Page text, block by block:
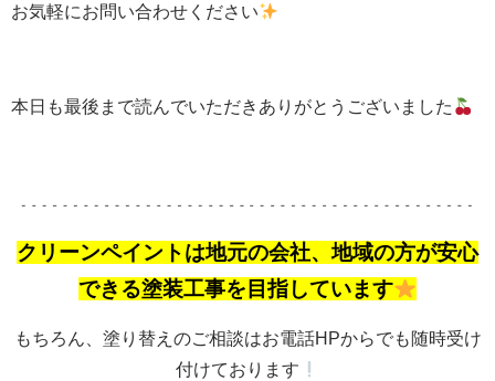
お気軽にお問い合わせください
本日も最後まで読んでいただきありがとうございました
クリーンペイントは地元の会社、地域の方が安心
できる塗装工事を目指しています
もちろん、塗り替えのご相談はお電話HPからでも随時受け
付けております